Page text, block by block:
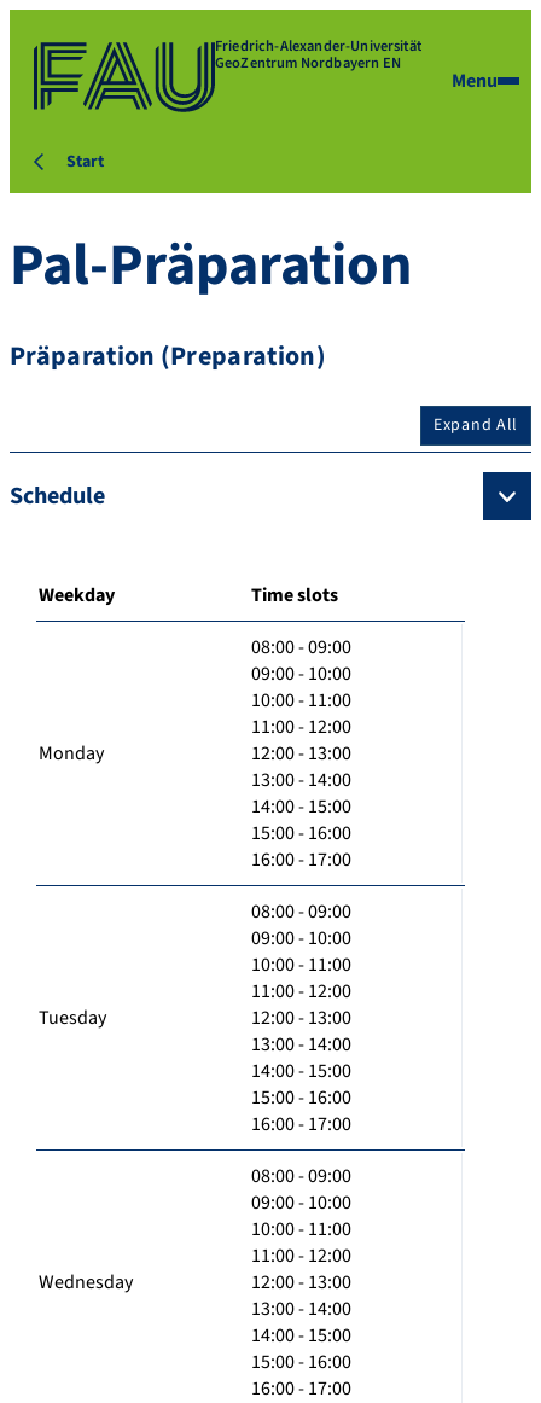
Friedrich-Alexander-Universität
GeoZentrum Nordbayern EN
Menu
Start
Pal-Präparation
Präparation (Preparation)
Expand All
Schedule
Weekday Time slots
Monday
08:00 - 09:00
09:00 - 10:00
10:00 - 11:00
11:00 - 12:00
12:00 - 13:00
13:00 - 14:00
14:00 - 15:00
15:00 - 16:00
16:00 - 17:00
Tuesday
08:00 - 09:00
09:00 - 10:00
10:00 - 11:00
11:00 - 12:00
12:00 - 13:00
13:00 - 14:00
14:00 - 15:00
15:00 - 16:00
16:00 - 17:00
Wednesday
08:00 - 09:00
09:00 - 10:00
10:00 - 11:00
11:00 - 12:00
12:00 - 13:00
13:00 - 14:00
14:00 - 15:00
15:00 - 16:00
16:00 - 17:00